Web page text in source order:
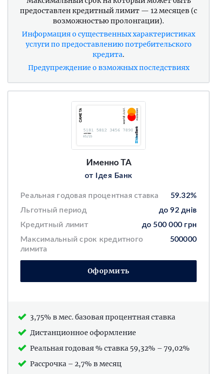
предоставлен кредитный лимит — 12 месяцев (с
возможностью пролонгации).
Информация о существенных характеристиках
услуги по предоставлению потребительского
кредита.
Предупреждение о взможных последствиях
Именно ТА
от Ідея Банк
Реальная годовая процентная ставка
59.32%
Льготный период
до 92 днів
Кредитный лимит
до 500 000 грн
Максимальный срок кредитного
лимита
500000
Оформить
3,75% в мес. базовая процентная ставка
Дистанционное оформление
Реальная годовая % ставка 59,32% – 79,02%
Рассрочка – 2,7% в месяц